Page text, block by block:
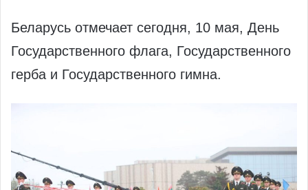
Беларусь отмечает сегодня, 10 мая, День
Государственного флага, Государственного
герба и Государственного гимна.